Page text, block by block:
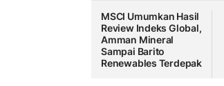
MSCI Umumkan Hasil
Review Indeks Global,
Amman Mineral
Sampai Barito
Renewables Terdepak